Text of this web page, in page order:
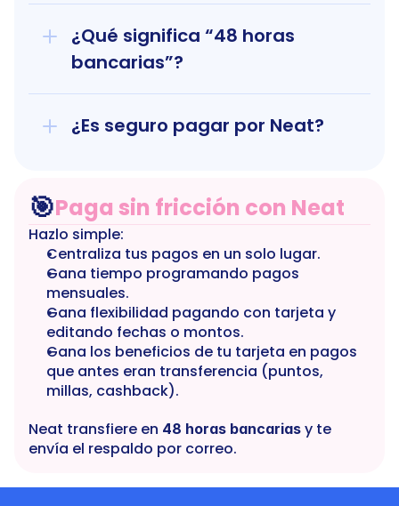
¿Qué significa “48 horas
bancarias”?
¿Es seguro pagar por Neat?
🎯Paga sin fricción con Neat
Hazlo simple:
Centraliza tus pagos en un solo lugar.
Gana tiempo programando pagos
mensuales.
Gana flexibilidad pagando con tarjeta y
editando fechas o montos.
Gana los beneficios de tu tarjeta en pagos
que antes eran transferencia (puntos,
millas, cashback).
Neat transfiere en 48 horas bancarias y te
envía el respaldo por correo.